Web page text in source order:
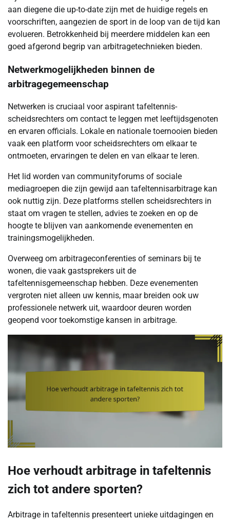
aan diegene die up-to-date zijn met de huidige regels en
voorschriften, aangezien de sport in de loop van de tijd kan
evolueren. Betrokkenheid bij meerdere middelen kan een
goed afgerond begrip van arbitragetechnieken bieden.
Netwerkmogelijkheden binnen de
arbitragegemeenschap
Netwerken is cruciaal voor aspirant tafeltennis-
scheidsrechters om contact te leggen met leeftijdsgenoten
en ervaren officials. Lokale en nationale toernooien bieden
vaak een platform voor scheidsrechters om elkaar te
ontmoeten, ervaringen te delen en van elkaar te leren.
Het lid worden van communityforums of sociale
mediagroepen die zijn gewijd aan tafeltennisarbitrage kan
ook nuttig zijn. Deze platforms stellen scheidsrechters in
staat om vragen te stellen, advies te zoeken en op de
hoogte te blijven van aankomende evenementen en
trainingsmogelijkheden.
Overweeg om arbitrageconferenties of seminars bij te
wonen, die vaak gastsprekers uit de
tafeltennisgemeenschap hebben. Deze evenementen
vergroten niet alleen uw kennis, maar breiden ook uw
professionele netwerk uit, waardoor deuren worden
geopend voor toekomstige kansen in arbitrage.
Hoe verhoudt arbitrage in tafeltennis
zich tot andere sporten?
Arbitrage in tafeltennis presenteert unieke uitdagingen en